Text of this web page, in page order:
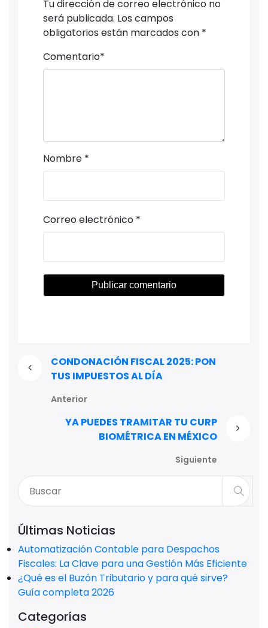
Tu dirección de correo electrónico no
será publicada. Los campos
obligatorios están marcados con *
Comentario*
Nombre *
Correo electrónico *
CONDONACIÓN FISCAL 2025: PON
TUS IMPUESTOS AL DÍA
Anterior
YA PUEDES TRAMITAR TU CURP
BIOMÉTRICA EN MÉXICO
Siguiente
Últimas Noticias
Automatización Contable para Despachos
Fiscales: La Clave para una Gestión Más Eficiente
¿Qué es el Buzón Tributario y para qué sirve?
Guía completa 2026
Categorías